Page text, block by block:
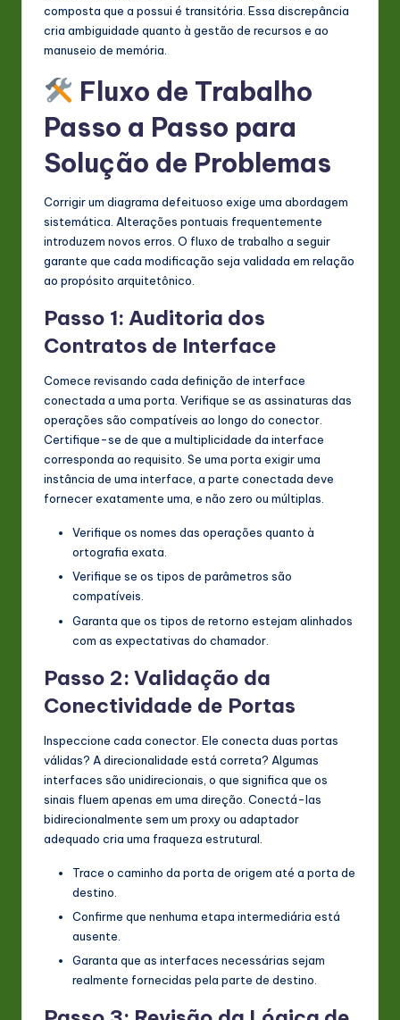
composta que a possui é transitória. Essa discrepância
cria ambiguidade quanto à gestão de recursos e ao
manuseio de memória.
Fluxo de Trabalho
Passo a Passo para
Solução de Problemas
Corrigir um diagrama defeituoso exige uma abordagem
sistemática. Alterações pontuais frequentemente
introduzem novos erros. O fluxo de trabalho a seguir
garante que cada modificação seja validada em relação
ao propósito arquitetônico.
Passo 1: Auditoria dos
Contratos de Interface
Comece revisando cada definição de interface
conectada a uma porta. Verifique se as assinaturas das
operações são compatíveis ao longo do conector.
Certifique-se de que a multiplicidade da interface
corresponda ao requisito. Se uma porta exigir uma
instância de uma interface, a parte conectada deve
fornecer exatamente uma, e não zero ou múltiplas.
Verifique os nomes das operações quanto à
ortografia exata.
Verifique se os tipos de parâmetros são
compatíveis.
Garanta que os tipos de retorno estejam alinhados
com as expectativas do chamador.
Passo 2: Validação da
Conectividade de Portas
Inspeccione cada conector. Ele conecta duas portas
válidas? A direcionalidade está correta? Algumas
interfaces são unidirecionais, o que significa que os
sinais fluem apenas em uma direção. Conectá-las
bidirecionalmente sem um proxy ou adaptador
adequado cria uma fraqueza estrutural.
Trace o caminho da porta de origem até a porta de
destino.
Confirme que nenhuma etapa intermediária está
ausente.
Garanta que as interfaces necessárias sejam
realmente fornecidas pela parte de destino.